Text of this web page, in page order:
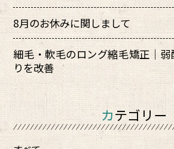
8月のお休みに関しまして
細毛・軟毛のロング縮毛矯正｜
りを改善
カテゴリー